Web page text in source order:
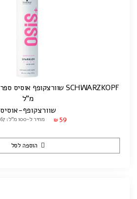
מ"ל
שוורצקופף-אוסיס
₪ 59 מחיר ל-100 מ"ל: ₪19.67
הוספה לסל